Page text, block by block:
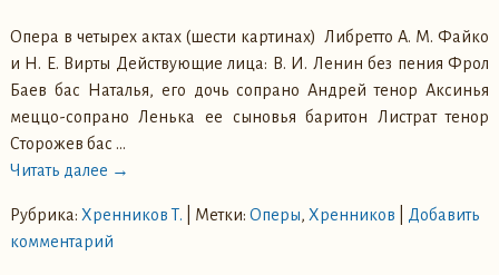
Опера в четырех актах (шести картинах) Либретто А. М. Файко
и Н. Е. Вирты Действующие лица: В. И. Ленин без пения Фрол
Баев бас Наталья, его дочь сопрано Андрей тенор Аксинья
меццо-сопрано Ленька ее сыновья баритон Листрат тенор
Сторожев бас …
Читать далее →
Рубрика: Хренников Т. Метки: Оперы, Хренников
Добавить
комментарий